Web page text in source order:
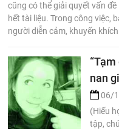
cũng có thể giải quyết vấn
hết tài liệu. Trong công việc,
người diễn cảm, khuyến
nan
06/
(Hiếu
tập,